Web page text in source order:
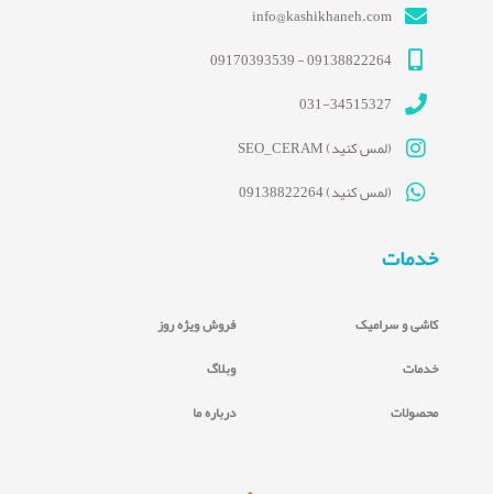
info@kashikhaneh.com
09138822264 - 09170393539
031-34515327
(لمس کنید) SEO_CERAM
(لمس کنید) 09138822264
خدمات
کاشی و سرامیک
خدمات
محصولات
فروش ویژه روز
وبلاگ
درباره ما